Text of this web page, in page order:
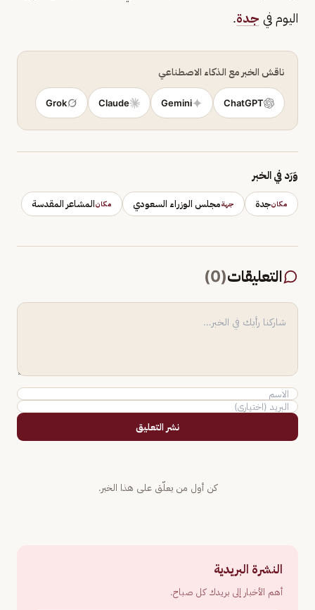
اليوم في جدة.
ناقش الخبر مع الذكاء الاصطناعي
ChatGPT
Gemini
Claude
Grok
وَرَد في الخبر
مكانجدة جهةمجلس الوزراء السعودي مكانالمشاعر المقدسة
التعليقات(
0
)
نشر التعليق
كن أول من يعلّق على هذا الخبر.
النشرة البريدية
أهم الأخبار إلى بريدك كل صباح.